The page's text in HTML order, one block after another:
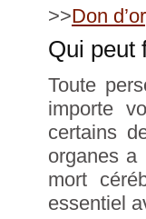
>>Don
Qui peut
Toute
importe
certains
organes a
mort
essentiel